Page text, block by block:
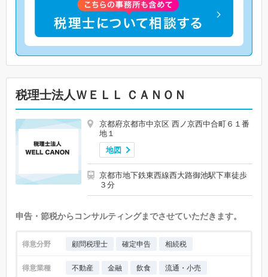
税理士法人ＷＥＬＬ ＣＡＮＯＮ
京都府京都市中京区 西ノ京西中合町６１番
地１
地図
京都市地下鉄東西線西大路御池駅下車徒歩
３分
申告・節税からコンサルティングまでさせていただきます。
得意分野 顧問税理士 確定申告 相続税
得意業種 不動産 金融 飲食 流通・小売